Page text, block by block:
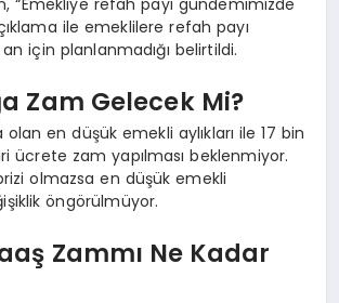
“Emekliye refah payı gündemimizde
ile emeklilere refah payı
için planlanmadığı belirtildi.
Zam Gelecek Mi?
olan en düşük emekli aylıkları ile 17 bin
ücrete zam yapılması beklenmiyor.
olmazsa en düşük emekli
öngörülmüyor.
Zammı Ne Kadar